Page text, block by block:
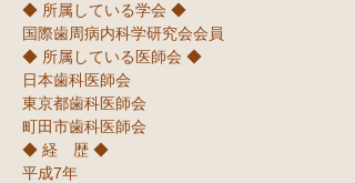
◆ 所属している学会 ◆
国際歯周病内科学研究会会員
◆ 所属している医師会 ◆
日本歯科医師会
東京都歯科医師会
町田市歯科医師会
◆ 経 歴 ◆
平成7年